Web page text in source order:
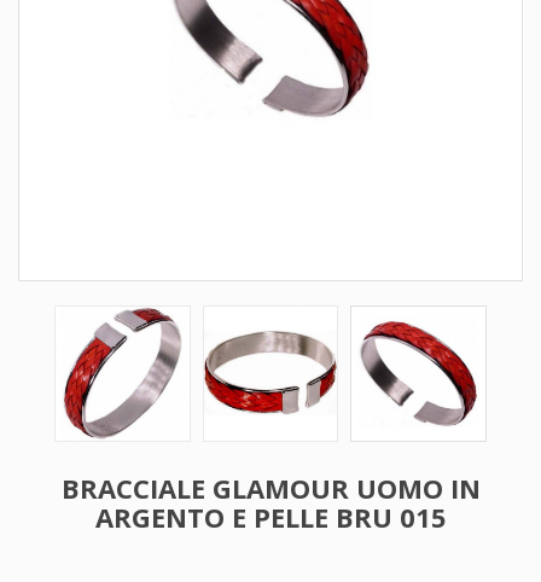
BRACCIALE GLAMOUR UOMO IN
ARGENTO E PELLE BRU 015